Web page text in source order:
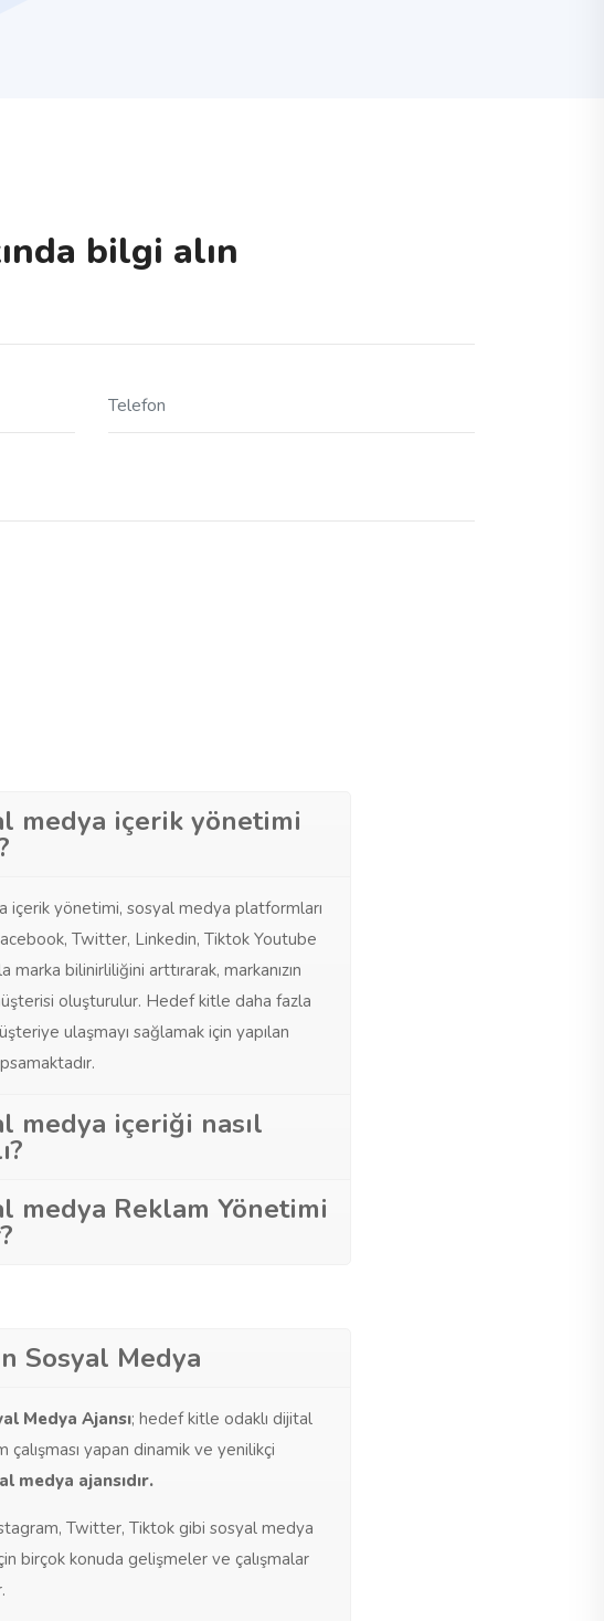
bilgi alın
medya içerik yönetimi
içerik yönetimi, sosyal medya platformları
Twitter, Linkedin, Tiktok Youtube
marka bilinirliliğini arttırarak, markanızın
oluşturulur. Hedef kitle daha fazla
ulaşmayı sağlamak için yapılan
medya içeriği nasıl
medya Reklam Yönetimi
Sosyal Medya
Medya Ajansı; hedef kitle odaklı dijital
çalışması yapan dinamik ve yenilikçi
medya ajansıdır.
Twitter, Tiktok gibi sosyal medya
birçok konuda gelişmeler ve çalışmalar